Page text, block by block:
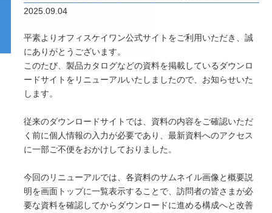
i-Construction
橋梁の建設現場におけるオープンイノベーシ
ョン
オフィスケイワンが参画するコンソーシアム
するプロジェクト」をご紹介しています。
橋梁ギャラリー
橋」「トラス橋」「斜張橋」「吊橋」に大別
できます。 全国各地で地域のランドマーク
となっている橋梁をご紹介しています。
2025.09.04
平素よりオフィスケイワン公式サイトをご利用いただき、誠
にありがとうございます。
このたび、製品カタログなどの資料を掲載しているダウンロ
ードサイトをリニューアルいたしましたので、お知らせいた
します。
従来のダウンロードサイトでは、資料の内容をご確認いただ
く前に個人情報の入力が必要であり、最新資料へのアクセス
に一部ご不便をおかけしておりました。
今回のリニューアルでは、各資料のサムネイル画像と概要説
明を画面トップに一覧表示することで、訪問者の皆さまが必
要な資料を確認してからダウンロードに進める構成へと改善